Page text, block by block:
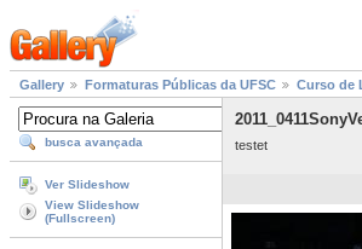
Gallery Formaturas Públicas da UFSC Curso de
busca avançada
Ver Slideshow
View Slideshow
(Fullscreen)
testet